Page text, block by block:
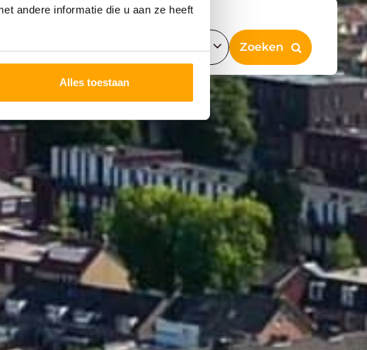
andere informatie die u aan ze heeft
Alles toestaan